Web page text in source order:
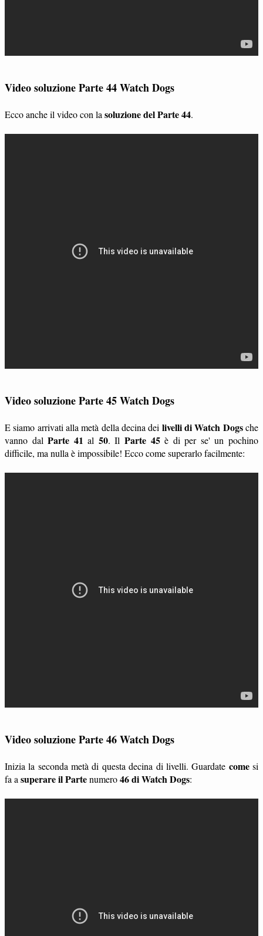
Video soluzione Parte 44 Watch Dogs
Ecco anche il video con la soluzione del Parte 44.
Video soluzione Parte 45 Watch Dogs
E siamo arrivati alla metà della decina dei livelli di Watch Dogsche
vanno dalParte 41 al 50. IlParte 45è di per se' un pochino
difficile, ma nulla è impossibile! Ecco come superarlo facilmente:
Video soluzione Parte 46 Watch Dogs
Inizia la seconda metà di questa decina di livelli. Guardate comesi
fa a superare il Partenumero46 di Watch Dogs: